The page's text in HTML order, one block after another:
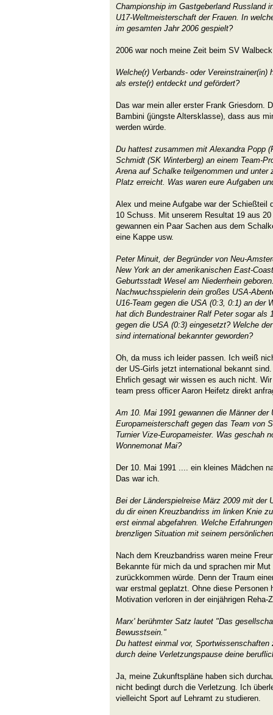
Championship im Gastgeberland Russland
U17-Weltmeisterschaft der Frauen. In
im gesamten Jahr 2006 gespielt?
2006 war noch meine Zeit beim SV
Welche(r) Verbands- oder
als erste(r) entdeckt und gefördert?
Das war mein aller erster Frank Griesdorn.
Bambini (jüngste Altersklasse), dass aus
werden würde.
Du hattest zusammen mit Alexandra Popp
Schmidt (SK Winterberg) an einem Team-
Arena auf Schalke teilgenommen und unter
Platz erreicht. Was waren eure Aufgaben
Alex und meine Aufgabe war der Schießteil
10 Schuss. Mit unserem Resultat 19 aus
gewannen ein Paar Sachen aus dem
eine Kappe usw.
Peter Minuit, der Begründer von Neu-
New York an der amerikanischen East-
Geburtsstadt Wesel am Niederrhein
Nachwuchsspielerin dein großes USA-
U16-Team gegen die USA (0:3, 0:1) an der
hat dich Bundestrainer Ralf Peter sogar als
gegen die USA (0:3) eingesetzt? Welche
sind international bekannter geworden?
Oh, da muss ich leider passen. Ich weiß
der US-Girls jetzt international bekannt
Ehrlich gesagt wir wissen es auch nicht.
team press officer Aaron Heifetz direkt
Am 10. Mai 1991 gewannen die Männer der
Europameisterschaft gegen das Team von
Turnier Vize-Europameister. Was geschah
Wonnemonat Mai?
Der 10. Mai 1991 .... ein kleines Mädchen
Das war ich.
Bei der Länderspielreise März 2009 mit der
du dir einen Kreuzbandriss im linken Knie
erst einmal abgefahren. Welche
brenzligen Situation mit seinem
Nach dem Kreuzbandriss waren meine
Bekannte für mich da und sprachen mir
zurückkommen würde. Denn der Traum
war erstmal geplatzt. Ohne diese
Motivation verloren in der einjährigen Reha-
Marx' berühmter Satz lautet "Das
Bewusstsein."
Du hattest einmal vor,
durch deine Verletzungspause deine
Ja, meine Zukunftspläne haben sich
nicht bedingt durch die Verletzung. Ich
vielleicht Sport auf Lehramt zu studieren.